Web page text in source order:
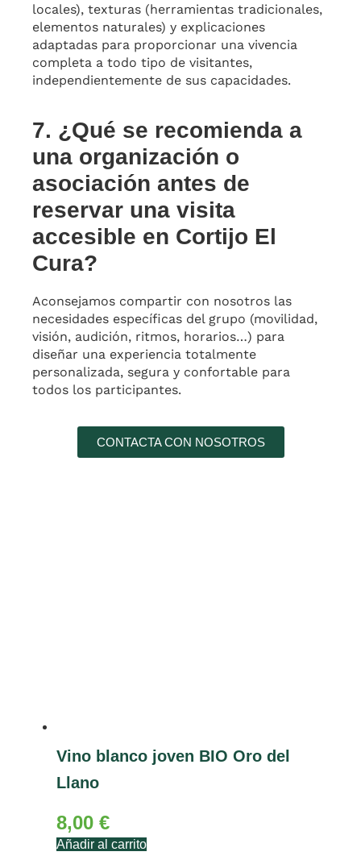
locales), texturas (herramientas tradicionales,
elementos naturales) y explicaciones
adaptadas para proporcionar una vivencia
completa a todo tipo de visitantes,
independientemente de sus capacidades.
7. ¿Qué se recomienda a
una organización o
asociación antes de
reservar una visita
accesible en Cortijo El
Cura?
Aconsejamos compartir con nosotros las
necesidades específicas del grupo (movilidad,
visión, audición, ritmos, horarios…) para
diseñar una experiencia totalmente
personalizada, segura y confortable para
todos los participantes.
CONTACTA CON NOSOTROS
Vino blanco joven BIO Oro del
Llano
8,00 €
Añadir al carrito